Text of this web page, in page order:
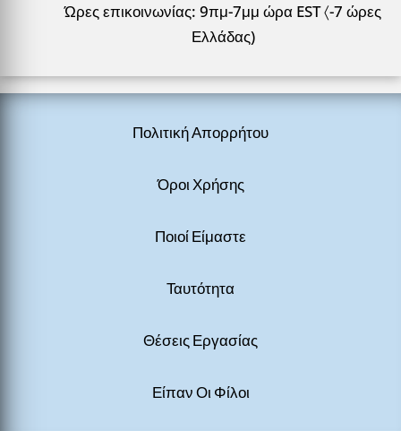
Ώρες επικοινωνίας: 9πμ-7μμ ώρα EST 〈-7 ώρες
Ελλάδας)
Πολιτική Απορρήτου
Όροι Χρήσης
Ποιοί Είμαστε
Ταυτότητα
Θέσεις Εργασίας
Είπαν Οι Φίλοι